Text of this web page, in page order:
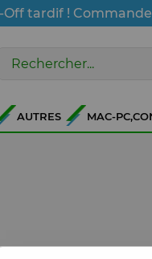
Off tardif !
AUTRES MAC-